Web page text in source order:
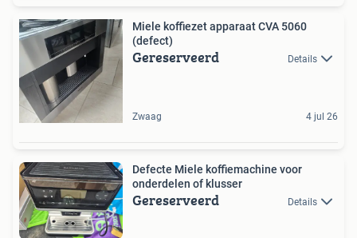
Miele koffiezet apparaat CVA 5060
(defect)
Gereserveerd Details
Zwaag 4 jul 26
Defecte Miele koffiemachine voor
onderdelen of klusser
Gereserveerd Details